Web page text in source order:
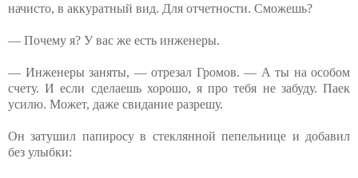
начисто, в аккуратный вид. Для отчетности. Сможешь?
— Почему я? У вас же есть инженеры.
— Инженеры заняты, — отрезал Громов. — А ты на особом
счету. И если сделаешь хорошо, я про тебя не забуду. Паек
усилю. Может, даже свидание разрешу.
Он затушил папиросу в стеклянной пепельнице и добавил
без улыбки: